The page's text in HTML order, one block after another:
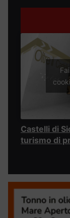
Castelli di
turismo di